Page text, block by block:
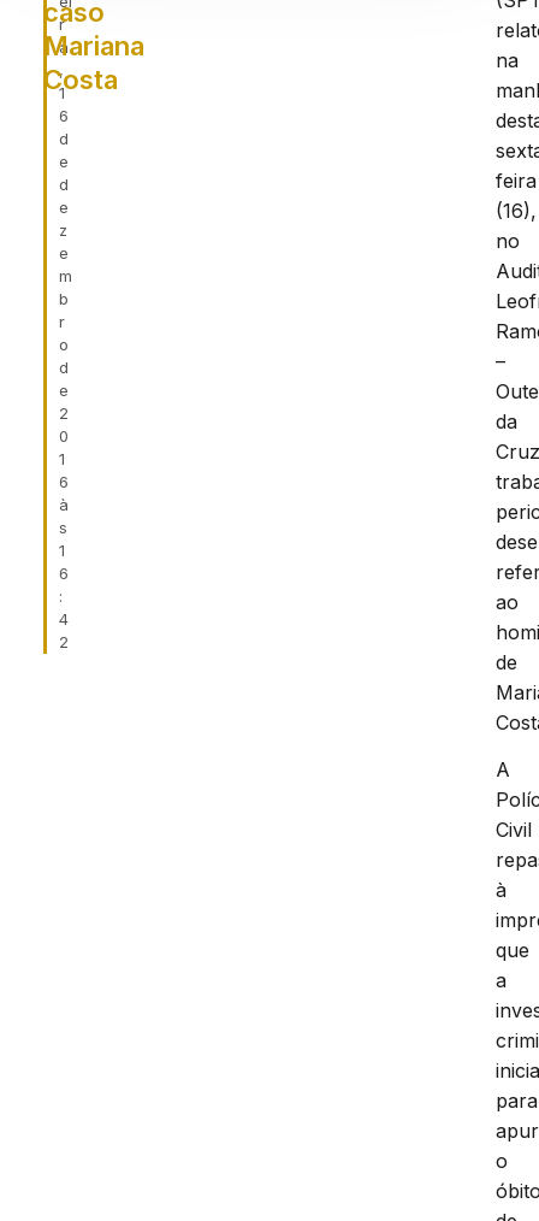
r
a
,
1
6
d
e
d
e
z
e
m
b
r
o
d
e
2
0
1
6
à
s
1
6
:
4
2
caso
Mariana
Costa
na
feira
(16),
no
–
da
ao
de
A
Civil
à
que
a
para
o